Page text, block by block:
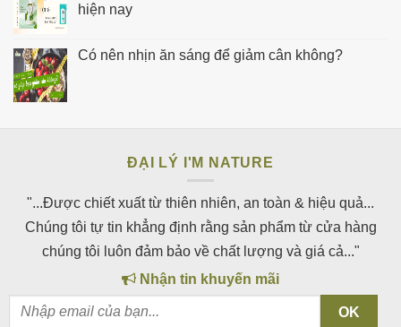
hiện nay
Có nên nhịn ăn sáng để giảm cân không?
ĐẠI LÝ I'M NATURE
"...Được chiết xuất từ thiên nhiên, an toàn & hiệu quả...
Chúng tôi tự tin khẳng định rằng sản phẩm từ cửa hàng
chúng tôi luôn đảm bảo về chất lượng và giá cả..."
Nhận tin khuyến mãi